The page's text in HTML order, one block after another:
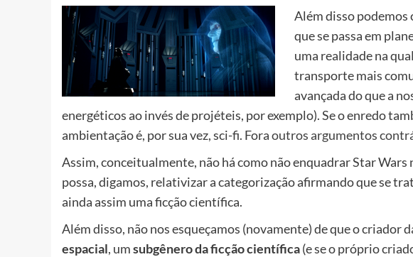
Além disso podemos
que se passa em
uma realidade na
transporte mais
avançada do que a
energéticos ao invés de projéteis, por exemplo). Se o enredo
ambientação é, por sua vez, sci-fi. Foraoutros argumentos
Assim, conceitualmente, não há como não enquadrar Star Wars
possa, digamos, relativizar a categorização afirmando que se
ainda assim uma ficção científica.
Além disso, não nos esqueçamos (novamente) de que o criador
espacial, umsubgênero da ficção científica(e se o próprio